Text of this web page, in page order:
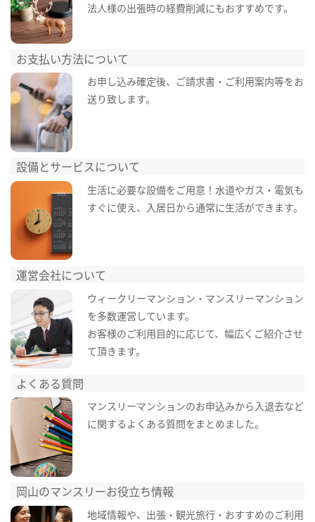
法人様の出張時の経費削減にもおすすめです。
お支払い方法について
お申し込み確定後、ご請求書・ご利用案内等をお
送り致します。
設備とサービスについて
生活に必要な設備をご用意！水道やガス・電気も
すぐに使え、入居日から通常に生活ができます。
運営会社について
ウィークリーマンション・マンスリーマンション
を多数運営しています。
お客様のご利用目的に応じて、幅広くご紹介させ
て頂きます。
よくある質問
マンスリーマンションのお申込みから入退去など
に関するよくある質問をまとめました。
岡山のマンスリーお役立ち情報
地域情報や、出張・観光旅行・おすすめのご利用